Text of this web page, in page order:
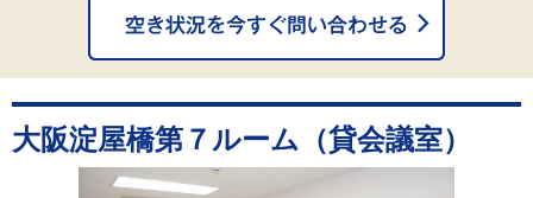
大阪淀屋橋第７ルーム（貸会議室）